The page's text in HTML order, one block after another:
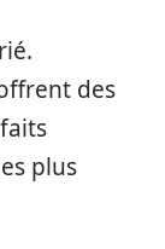
des
plus